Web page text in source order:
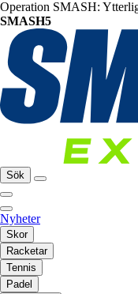
Operation SMASH:
SMASH5
Sök
Nyheter
Skor
Racketar
Tennis
Padel